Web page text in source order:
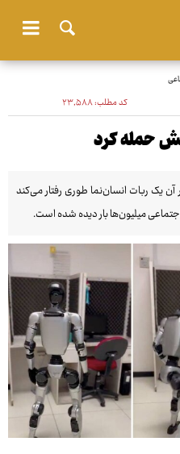
کد مطلب:۲۳٬۵۸۸
حمله کرد
یک ربات انسان‌نما طوری رفتار می‌کند
میلیون‌ها بار دیده شده است.